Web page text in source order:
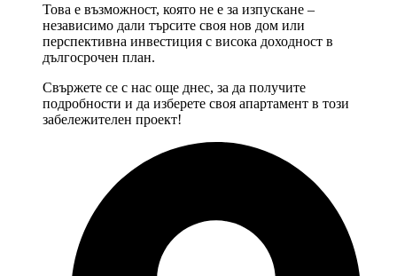
Това е възможност, която не е за изпускане –
независимо дали търсите своя нов дом или
перспективна инвестиция с висока доходност в
дългосрочен план.
Свържете се с нас още днес, за да получите
подробности и да изберете своя апартамент в този
забележителен проект!